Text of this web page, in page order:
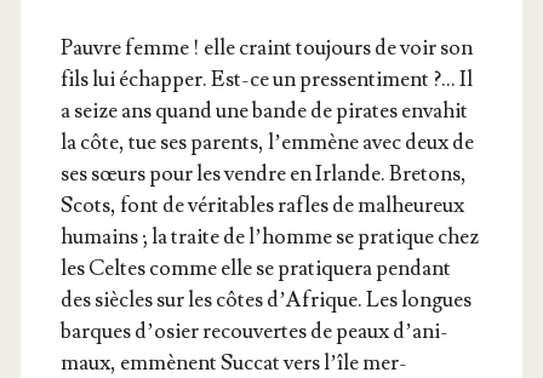
Pauvre femme ! elle craint tou­jours de voir son
fils lui échap­per. Est-ce un pres­sen­ti­ment ?… Il
a seize ans quand une bande de pirates enva­hit
la côte, tue ses parents, l’emmène avec deux de
ses sœurs pour les vendre en Irlande. Bre­tons,
Scots, font de véri­tables rafles de mal­heu­reux
humains ; la traite de l’homme se pra­tique chez
les Celtes comme elle se pra­ti­que­ra pen­dant
des siècles sur les côtes d’A­frique. Les longues
barques d’o­sier recou­vertes de peaux d’a­ni­
maux, emmènent Suc­cat vers l’île mer­